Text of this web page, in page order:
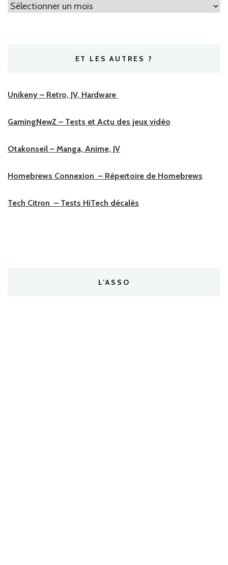
ET LES AUTRES ?
Unikeny – Retro, JV, Hardware
GamingNewZ – Tests et Actu des jeux vidéo
Otakonseil – Manga, Anime, JV
Homebrews Connexion – Répertoire de Homebrews
Tech Citron – Tests HiTech décalés
L’ASSO